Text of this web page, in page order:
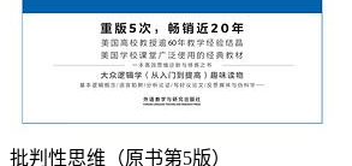
批判性思维（原书第5版）